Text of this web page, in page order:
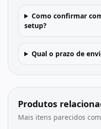
Como confirmar
setup?
Qual o prazo de
Produtos
Mais itens parecidos